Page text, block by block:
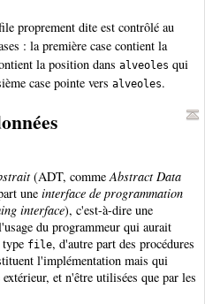
proprement dite est contrôlé au
: la première case contient la
la position dans alveoles qui
case pointe vers alveoles.
(ADT, commeAbstract Data
une interface de programmation
interface), c'est-à-dire une
du programmeur qui aurait
file, d'autre part des procédures
l'implémentation mais qui
et n'être utilisées que par les